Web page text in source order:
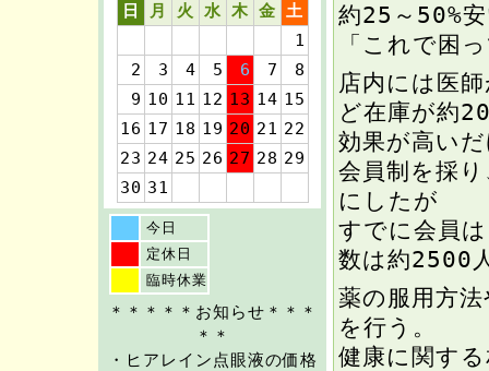
日
月 火 水 木 金 土
1
2
3 4 5 6 7
8
9 10 11 12 13 14 15
16 17 18 19 20 21 22
23 24 25 26 27 28 29
30 31
今日
定休日
臨時休業
＊＊＊＊＊お知らせ＊＊＊
＊＊
・ヒアレイン点眼液の価格
約25～50%
「これで困
店内には医
ど在庫が約
効果が高い
会員制を採
にしたが
すでに会員
数は約2500
薬の服用方
を行う。
健康に関す